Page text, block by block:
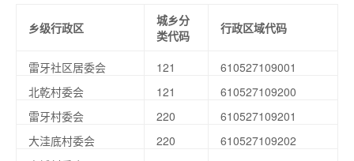
乡级行政区
城乡分
类代码
行政区域代码
雷牙社区居委会 121
610527109001
北乾村委会
121
610527109200
雷牙村委会
220
610527109201
大洼底村委会
220
610527109202